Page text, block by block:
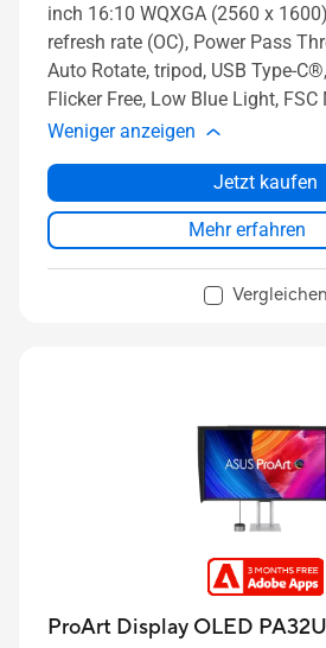
inch 16:10 WQXGA (2560 x
refresh rate (OC), Power Pass
Auto Rotate, tripod, USB Type-
Flicker Free, Low Blue Light,
Weniger anzeigen
Jetzt kaufen
Mehr erfahren
Vergleichen
ProArt Display OLED